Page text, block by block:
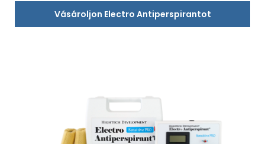
Vásároljon Electro Antiperspirantot